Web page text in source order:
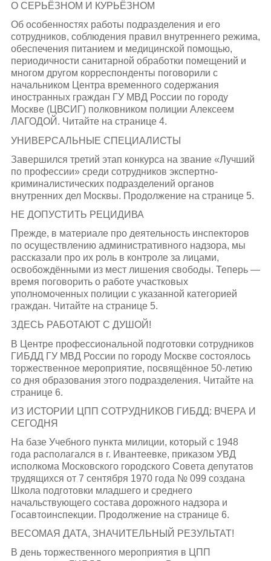
О СЕРЬЁЗНОМ И КУРЬЁЗНОМ
Об особенностях работы подразделения и его
сотрудников, соблюдения правил внутреннего режима,
обеспечения питанием и медицинской помощью,
периодичности санитарной обработки помещений и
многом другом корреспонденты поговорили с
начальником Центра временного содержания
иностранных граждан ГУ МВД России по городу
Москве (ЦВСИГ) полковником полиции Алексеем
ЛАГОДОЙ. Читайте на странице 4.
УНИВЕРСАЛЬНЫЕ СПЕЦИАЛИСТЫ
Завершился третий этап конкурса на звание «Лучший
по профессии» среди сотрудников экспертно-
криминалистических подразделений органов
внутренних дел Москвы. Продолжение на странице 5.
НЕ ДОПУСТИТЬ РЕЦИДИВА
Прежде, в материале про деятельность инспекторов
по осуществлению административного надзора, мы
рассказали про их роль в контроле за лицами,
освобождёнными из мест лишения свободы. Теперь —
время поговорить о работе участковых
уполномоченных полиции с указанной категорией
граждан. Читайте на странице 5.
ЗДЕСЬ РАБОТАЮТ С ДУШОЙ!
В Центре профессиональной подготовки сотрудников
ГИБДД ГУ МВД России по городу Москве состоялось
торжественное мероприятие, посвящённое 50-летию
со дня образования этого подразделения. Читайте на
странице 6.
ИЗ ИСТОРИИ ЦПП СОТРУДНИКОВ ГИБДД: ВЧЕРА И
СЕГОДНЯ
На базе Учебного пункта милиции, который с 1948
года располагался в г. Ивантеевке, приказом УВД
исполкома Московского городского Совета депутатов
трудящихся от 7 сентября 1970 года № 099 создана
Школа подготовки младшего и среднего
начальствующего состава дорожного надзора и
Госавтоинспекции. Продолжение на странице 6.
ВЕСОМАЯ ДАТА, ЗНАЧИТЕЛЬНЫЙ РЕЗУЛЬТАТ!
В день торжественного мероприятия в ЦПП